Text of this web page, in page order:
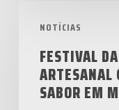
NOTÍCIAS
Cultura
Cervejeira
Artesanal
FESTIVAL
ARTESANAL
SABOR EM